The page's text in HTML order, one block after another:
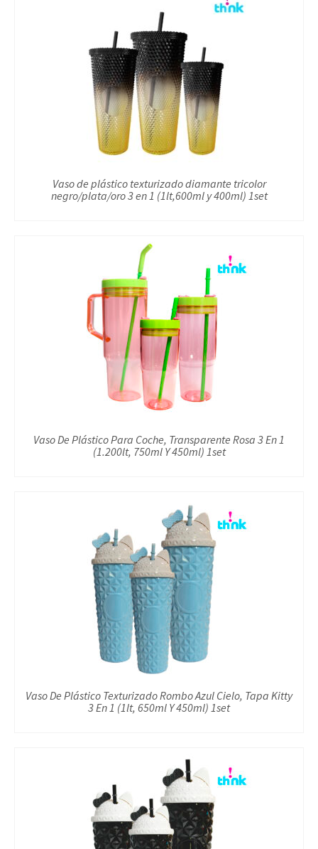
Vaso de plástico texturizado diamante tricolor
negro/plata/oro 3 en 1 (1lt,600ml y 400ml) 1set
Vaso De Plástico Para Coche, Transparente Rosa 3 En 1
(1.200lt, 750ml Y 450ml) 1set
Vaso De Plástico Texturizado Rombo Azul Cielo, Tapa Kitty
3 En 1 (1lt, 650ml Y 450ml) 1set